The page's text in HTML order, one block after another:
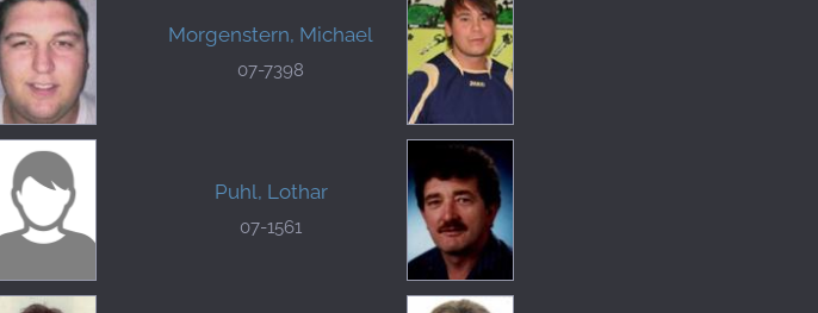
Morgenstern, Michael
07-7398
Puhl, Lothar
07-1561